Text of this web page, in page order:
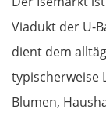
Viadukt der U-
dient dem
typischerweise
Blumen,